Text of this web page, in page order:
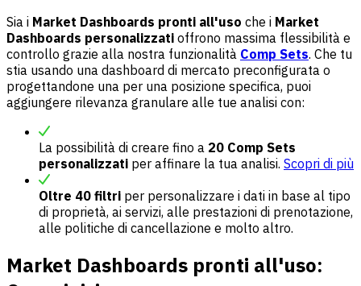
Sia i Market Dashboards pronti all'uso che i Market
Dashboards personalizzati offrono massima flessibilità e
controllo grazie alla nostra funzionalità Comp Sets. Che tu
stia usando una dashboard di mercato preconfigurata o
progettandone una per una posizione specifica, puoi
aggiungere rilevanza granulare alle tue analisi con:
La possibilità di creare fino a 20 Comp Sets
personalizzati per affinare la tua analisi. Scopri di più
Oltre 40 filtri per personalizzare i dati in base al tipo
di proprietà, ai servizi, alle prestazioni di prenotazione,
alle politiche di cancellazione e molto altro.
Market Dashboards pronti all'uso: